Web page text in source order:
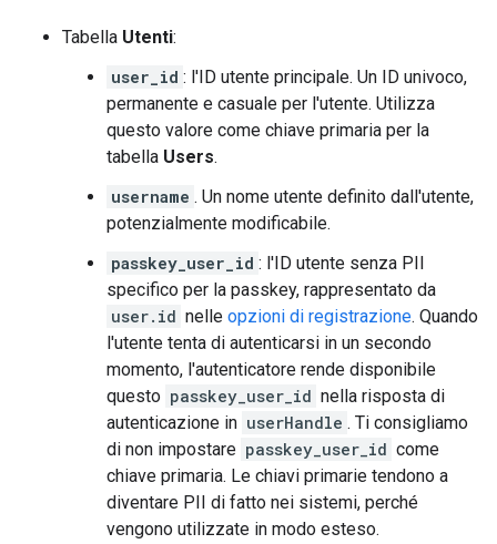
Tabella Utenti:
user_id : l'ID utente principale. Un ID univoco,
permanente e casuale per l'utente. Utilizza
questo valore come chiave primaria per la
tabella Users.
username . Un nome utente definito dall'utente,
potenzialmente modificabile.
passkey_user_id : l'ID utente senza PII
specifico per la passkey, rappresentato da
user.id nelle opzioni di registrazione. Quando
l'utente tenta di autenticarsi in un secondo
momento, l'autenticatore rende disponibile
questo passkey_user_id nella risposta di
autenticazione in userHandle . Ti consigliamo
di non impostare passkey_user_id come
chiave primaria. Le chiavi primarie tendono a
diventare PII di fatto nei sistemi, perché
vengono utilizzate in modo esteso.